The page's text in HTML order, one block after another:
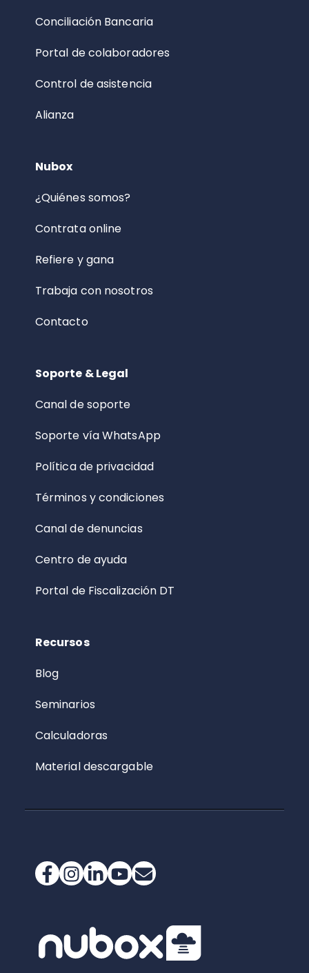
Conciliación Bancaria
Portal de colaboradores
Control de asistencia
Alianza
Nubox
¿Quiénes somos?
Contrata online
Refiere y gana
Trabaja con nosotros
Contacto
Soporte & Legal
Canal de soporte
Soporte vía WhatsApp
Política de privacidad
Términos y condiciones
Canal de denuncias
Centro de ayuda
Portal de Fiscalización DT
Recursos
Blog
Seminarios
Calculadoras
Material descargable